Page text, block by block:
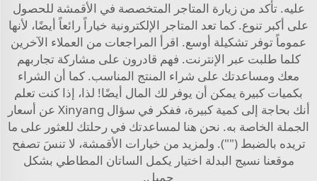
عليه. تأكد من زيارة المتاجر المتخصصة في الأقمشة للحصول
على أكبر تنوع. كما تعد المتاجر الإلكترونية خياراً رائعاً أيضًا، لأنها
عموماً توفر تشكيلة أوسع. اقرأ المراجعات من العملاء الآخرين
كلما طلبت عبر الإنترنت. فهم قادرون على مشاركة تجاربهم
معك ومساعدتك على شراء المنتج المناسب. كما أن الشراء
بكميات كبيرة يمكن أن يوفر لك المال أيضًا! لذا، إذا كنت تعلم
أنك بحاجة إلى كمية كبيرة، ففكر في سؤال Xinyang عن أسعار
الجملة الخاصة به. نحن هنا لمساعدتك في رحلتك للعثور على ما
تريده بالضبط (""). ولمزيد من خيارات الأقمشة، لا تنسَ تصفح
موقعنا نسيج البدلة اختيار يكمل الساتان المطاطي بشكل
جميل.